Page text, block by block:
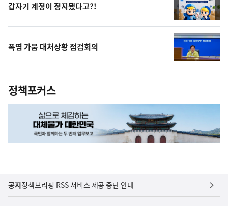
갑자기 계정이 정지됐다고?!
폭염 가뭄 대처상황 점검회의
정책포커스
공지정책브리핑 RSS 서비스 제공 중단 안내